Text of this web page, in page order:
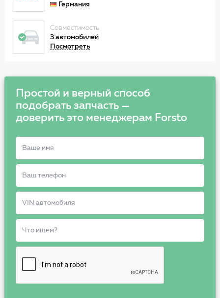
Германия
Совместимость
3 автомобилей
Посмотреть
Простой и верный способ
подобрать запчасть —
доверить это менеджерам Forsto